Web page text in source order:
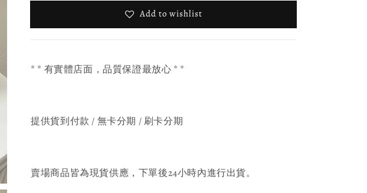
Add to wishlist
* * 有實體店面，品質保證最放心 * *
提供貨到付款 / 無卡分期 / 刷卡分期
賣場商品皆為現貨供應，下單後24小時內進行出貨。